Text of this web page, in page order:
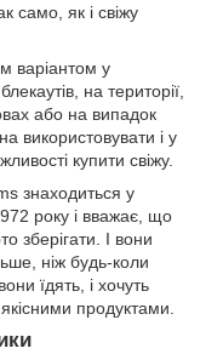
само, як і свіжу
варіантом у
на території,
або на випадок
використовувати і у
купити свіжу.
знаходиться у
року і вважає, що
зберігати. І вони
ніж будь-коли
їдять, і хочуть
продуктами.